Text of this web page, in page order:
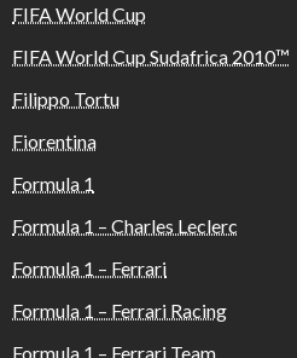
FIFA World Cup
FIFA World Cup Sudafrica 2010™️
Filippo Tortu
Fiorentina
Formula 1
Formula 1 – Charles Leclerc
Formula 1 – Ferrari
Formula 1 – Ferrari Racing
Formula 1 – Ferrari Team